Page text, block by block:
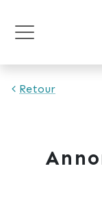
Retour